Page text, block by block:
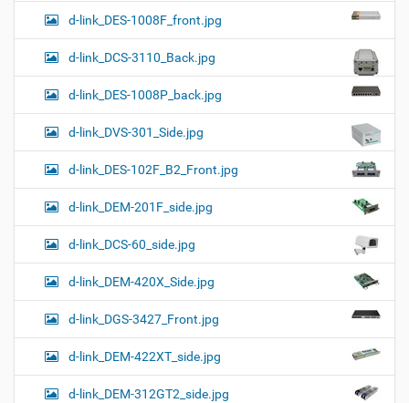
d-link_DES-1008F_front.jpg
d-link_DCS-3110_Back.jpg
d-link_DES-1008P_back.jpg
d-link_DVS-301_Side.jpg
d-link_DES-102F_B2_Front.jpg
d-link_DEM-201F_side.jpg
d-link_DCS-60_side.jpg
d-link_DEM-420X_Side.jpg
d-link_DGS-3427_Front.jpg
d-link_DEM-422XT_side.jpg
d-link_DEM-312GT2_side.jpg